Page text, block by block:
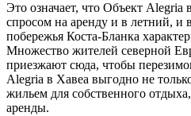
Это означает, что Объект Alegria
спросом на аренду и в летний, и
побережья Коста-Бланка
Множество жителей северной
приезжают сюда, чтобы
Alegria в Хавеа выгодно не
жильем для собственного
аренды.